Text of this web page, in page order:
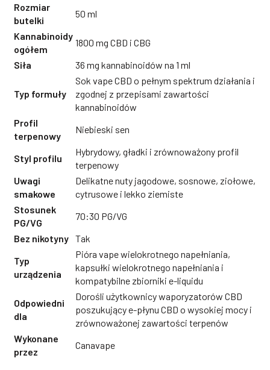
Rozmiar
butelki
50 ml
Kannabinoidy
ogółem
1800 mg CBD i CBG
Siła
36 mg kannabinoidów na 1 ml
Typ formuły
Sok vape CBD o pełnym spektrum działania i
zgodnej z przepisami zawartości
kannabinoidów
Profil
terpenowy
Niebieski sen
Styl profilu
Hybrydowy, gładki i zrównoważony profil
terpenowy
Uwagi
smakowe
Delikatne nuty jagodowe, sosnowe, ziołowe,
cytrusowe i lekko ziemiste
Stosunek
PG/VG
70:30 PG/VG
Bez nikotyny Tak
Typ
urządzenia
Pióra vape wielokrotnego napełniania,
kapsułki wielokrotnego napełniania i
kompatybilne zbiorniki e-liquidu
Odpowiedni
dla
Dorośli użytkownicy waporyzatorów CBD
poszukujący e-płynu CBD o wysokiej mocy i
zrównoważonej zawartości terpenów
Wykonane
przez
Canavape